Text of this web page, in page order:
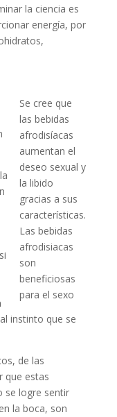
la ciencia es
energía, por
Se cree que
las bebidas
afrodisíacas
aumentan el
deseo sexual y
la libido
gracias a sus
características.
Las bebidas
afrodisiacas
son
beneficiosas
para el sexo
instinto que se
de las
que estas
se logre sentir
la boca, son